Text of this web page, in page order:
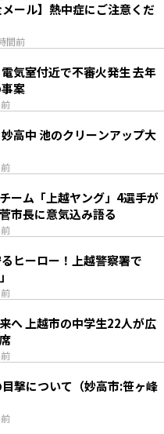
間前
ール】熱中症にご注意くだ
室付近で不審火発生 去年
案
高中 池のクリーンアップ大
ーム「上越ヤング」4選手が
市長に意気込み語る
ヒーロー！上越警察署で
へ 上越市の中学生22人が広
撃について（妙高市:笹ヶ峰